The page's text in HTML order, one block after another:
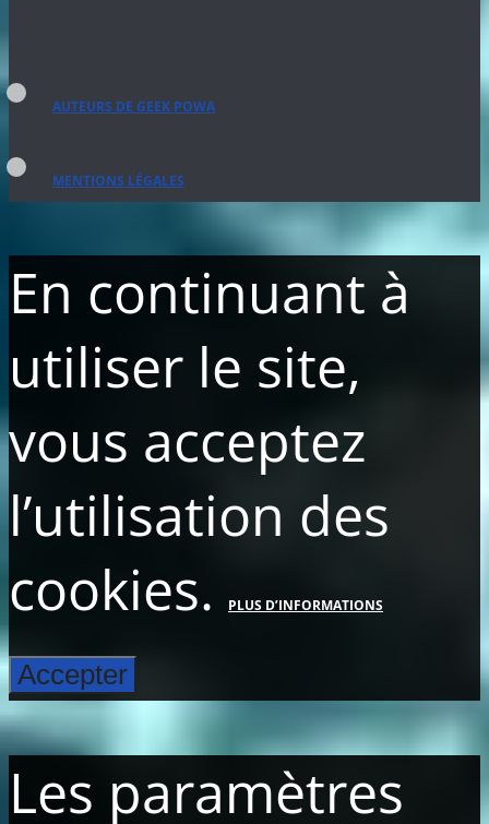
AUTEURS DE GEEK POWA
MENTIONS LÉGALES
En continuant à
utiliser le site,
vous acceptez
l’utilisation des
cookies.
PLUS D’INFORMATIONS
Accepter
Les paramètres